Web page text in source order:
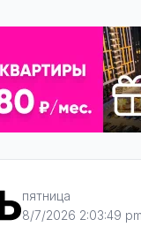
пятница
8/7/2026 2:03:51 pm